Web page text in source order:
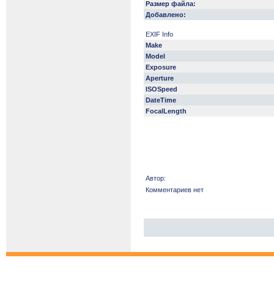
Размер файла:
Добавлено:
EXIF Info
Make
Model
Exposure
Aperture
ISOSpeed
DateTime
FocalLength
Автор:
Комментариев нет